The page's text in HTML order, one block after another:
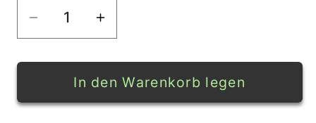
Verringere
die
Menge
Bernstein
Erhöhe
die
Menge
für
Bernstein
In den Warenkorb legen